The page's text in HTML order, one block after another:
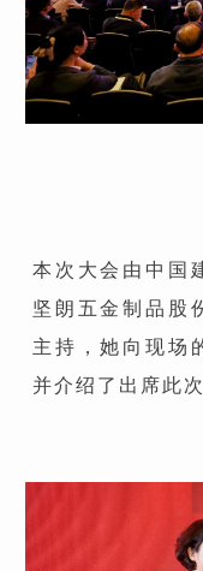
本次大会由中国
坚朗五金制品股
主持，她向现场
并介绍了出席此